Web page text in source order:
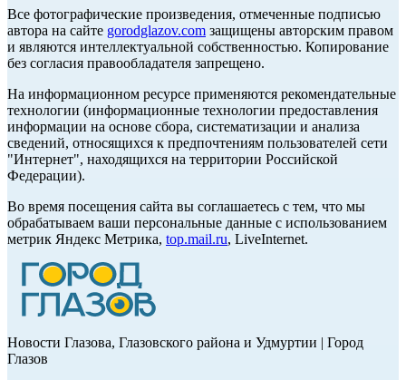
Все фотографические произведения, отмеченные подписью
автора на сайте gorodglazov.com защищены авторским правом
и являются интеллектуальной собственностью. Копирование
без согласия правообладателя запрещено.
На информационном ресурсе применяются рекомендательные
технологии (информационные технологии предоставления
информации на основе сбора, систематизации и анализа
сведений, относящихся к предпочтениям пользователей сети
"Интернет", находящихся на территории Российской
Федерации).
Во время посещения сайта вы соглашаетесь с тем, что мы
обрабатываем ваши персональные данные с использованием
метрик Яндекс Метрика, top.mail.ru, LiveInternet.
Новости Глазова, Глазовского района и Удмуртии | Город
Глазов